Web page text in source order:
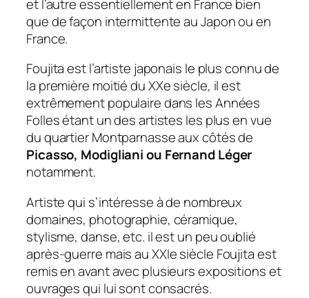
et l’autre essentiellement en France bien
que de façon intermittente au Japon ou en
France.
Foujita est l’artiste japonais le plus connu de
la première moitié du XXe siècle, il est
extrêmement populaire dans les Années
Folles étant un des artistes les plus en vue
du quartier Montparnasse aux côtés de
Picasso, Modigliani ou Fernand Léger
notamment.
Artiste qui s’intéresse à de nombreux
domaines, photographie, céramique,
stylisme, danse, etc. il est un peu oublié
après-guerre mais au XXIe siècle Foujita est
remis en avant avec plusieurs expositions et
ouvrages qui lui sont consacrés.